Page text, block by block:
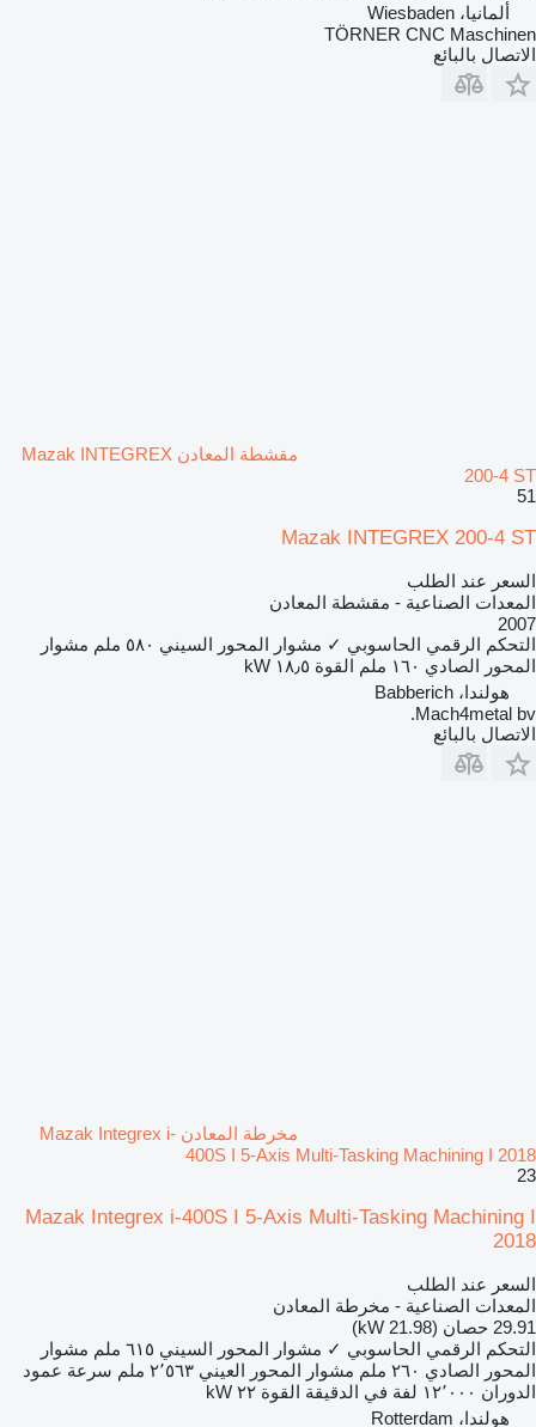
ألمانيا، Wiesbaden
TÖRNER CNC Maschinen
الاتصال بالبائع
مقشطة المعادن Mazak INTEGREX
200-4 ST
51
Mazak INTEGREX 200-4 ST
السعر عند الطلب
المعدات الصناعية - مقشطة المعادن
2007
التحكم الرقمي الحاسوبي ✓ مشوار المحور السيني ٥٨٠ ملم
مشوار
المحور الصادي ١٦٠ ملم القوة ١٨٫٥ kW
هولندا، Babberich
Mach4metal bv.
الاتصال بالبائع
مخرطة المعادن Mazak Integrex i-
400S I 5-Axis Multi-Tasking Machining I 2018
23
Mazak Integrex i-400S I 5-Axis Multi-Tasking Machining I
2018
السعر عند الطلب
المعدات الصناعية - مخرطة المعادن
29.91 حصان (21.98 kW)
التحكم الرقمي الحاسوبي ✓ مشوار المحور السيني ٦١٥ ملم
مشوار
المحور الصادي ٢٦٠ ملم مشوار المحور العيني ٢٬٥٦٣ ملم
سرعة عمود
الدوران ١٢٬٠٠٠ لفة في الدقيقة القوة ٢٢ kW
هولندا، Rotterdam